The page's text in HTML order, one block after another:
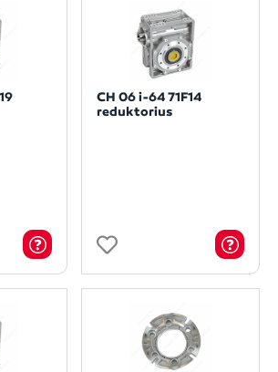
CH 06 i-64 71F14
reduktorius